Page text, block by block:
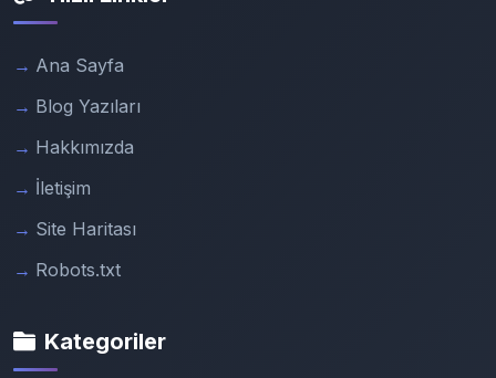
Ana Sayfa
Blog Yazıları
Hakkımızda
İletişim
Site Haritası
Robots.txt
Kategoriler